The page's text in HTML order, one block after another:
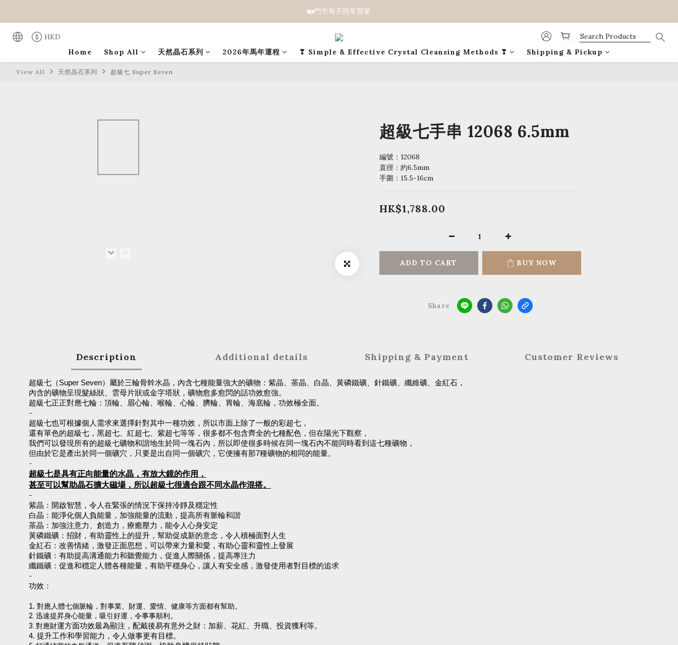
🏡門市每天照常營業
HKD
Home
Shop All 天然晶石系列 2026年馬年運程 ❣ Simple & Effective Crystal Cleansing Methods ❣ Shipping & Pickup
View All 天然晶石系列 超級七 Super Seven
超級七手串 12068 6.5mm
編號：12068
直徑：約6.5mm
手圍：15.5-16cm
HK$1,788.00
ADD TO CART BUY NOW
Share
Description Additional details Shipping & Payment Customer Reviews
超級七（Super Seven）屬於三輪骨幹水晶，內含七種能量強大的礦物：紫晶、茶晶、白晶、黃磷鐵礦、針鐵礦、纖維礦、金紅石，
內含的礦物呈現髮絲狀、雲母片狀或金字塔狀，礦物愈多愈閃的話功效愈強。
超級七正正對應七輪：頂輪、眉心輪、喉輪、心輪、臍輪、胃輪、海底輪，功效極全面。
-
超級七也可根據個人需求來選擇針對其中一種功效，所以市面上除了一般的彩超七，
還有單色的超級七，黑超七、紅超七、紫超七等等，很多都不包含齊全的七種配色，但在陽光下觀察，
我們可以發現所有的超級七礦物和諧地生於同一塊石內，所以即使很多時候在同一塊石內不能同時看到這七種礦物，
但由於它是產出於同一個礦穴，只要是出自同一個礦穴，它便擁有那7種礦物的相同的能量。
-
超級七是具有正向能量的水晶，有放大鏡的作用，
甚至可以幫助晶石擴大磁場，所以超級七很適合跟不同水晶作混搭。
-
紫晶：開啟智慧，令人在緊張的情況下保持冷靜及穩定性
白晶：能淨化個人負能量，加強能量的流動，提高所有脈輪和諧
茶晶：加強注意力、創造力，療癒壓力，能令人心身安定
黃磷鐵礦：招財，有助靈性上的提升，幫助促成新的意念，令人積極面對人生
金紅石：改善情緒，激發正面思想，可以帶來力量和愛，有助心靈和靈性上發展
針鐵礦：有助提高溝通能力和聽覺能力，促進人際關係，提高專注力
纖鐵礦：促進和穩定人體各種能量，有助平穩身心，讓人有安全感，激發使用者對目標的追求
-
功效：
1. 對應人體七個脈輪，對事業、財運、愛情、健康等方面都有幫助。
2. 迅速提昇身心能量，吸引好運，令事事順利。
3. 對應財運方面功效最為顯注，配戴後易有意外之財：加薪、花紅、升職、投資獲利等。
4. 提升工作和學習能力，令人做事更有目標。